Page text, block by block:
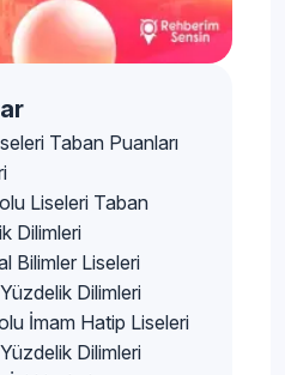
Taban Puanları
Liseleri Taban
Dilimleri
Bilimler Liseleri
Dilimleri
İmam Hatip Liseleri
Dilimleri